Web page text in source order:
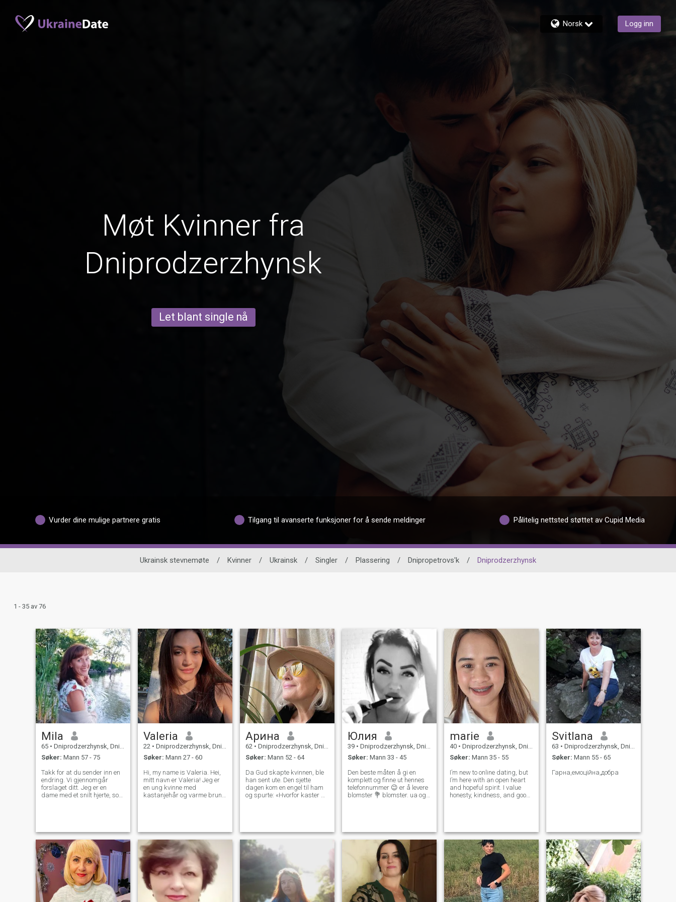
Norsk Logg inn
Møt Kvinner fra
Dniprodzerzhynsk
Let blant single nå
Vurder dine mulige partnere gratis Tilgang til avanserte funksjoner for å sende meldinger Pålitelig nettsted støttet av Cupid Media
Ukrainsk stevnemøte / Kvinner / Ukrainsk / Singler / Plassering / Dnipropetrovs'k / Dniprodzerzhynsk
1 - 35 av 76
Mila
65 • Dniprodzerzhynsk, Dnipropetrovs'k, Ukraina
Søker: Mann 57 - 75
Takk for at du sender inn en
endring. Vi gjennomgår
forslaget ditt. Jeg er en
dame med et snilt hjerte, som
personlighet gjorde det
enkelt for meg å snakke om
noe med en mann, å
akseptere en ny kultur og til
livet til mennesket og hans
synspunkt.
Valeria
22 • Dniprodzerzhynsk, Dnipropetrovs'k, Ukraina
Søker: Mann 27 - 60
Hi, my name is Valeria. Hei,
mitt navn er Valeria! Jeg er
en ung kvinne med
kastanjehår og varme brune
tilbringe tid ute, og å
oppdage nye opplevelser
som gjør livet lysere. På
samme tid verdsetter jeg
enkle gleder en hyggelig
kveld, en god bok, eller å dele
latter med noen nær.
Арина
62 • Dniprodzerzhynsk, Dnipropetrovs'k, Ukraina
Søker: Mann 52 - 64
Da Gud skapte kvinnen, ble
han sent ute. Den sjette
dagen kom en engel til ham
og spurte: «Hvorfor kaster du
å be, men ikke plast, ha mer
enn 200 bevegelige deler og
samtidig bevege seg
forsiktig. Jeg må ta vare på
meg selv når hun er syk.
Arbeid 18 timer i døgnet. Hun
har bare to hender, men hun
må kunne klemme noen barn
på en gang, og få henne til å
Юлия
39 • Dniprodzerzhynsk, Dnipropetrovs'k, Ukraina
Søker: Mann 33 - 45
Den beste måten å gi en
komplett og finne ut hennes
telefonnummer 😉 er å levere
blomster 💐 blomster. ua og
marie
40 • Dniprodzerzhynsk, Dnipropetrovs'k, Ukraina
Søker: Mann 35 - 55
I’m new to online dating, but
I’m here with an open heart
and hopeful spirit. I value
honesty, kindness, and good
we chat more
Svitlana
63 • Dniprodzerzhynsk, Dnipropetrovs'k, Ukraina
Søker: Mann 55 - 65
Гарна,емоційна,добра